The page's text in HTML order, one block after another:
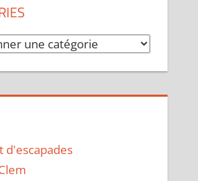
d'escapades